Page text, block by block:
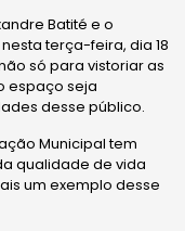
Batité e o
terça-feira, dia 18
só para vistoriar as
espaço seja
desse público.
Municipal tem
qualidade de vida
um exemplo desse